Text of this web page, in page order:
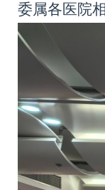
委属各医院